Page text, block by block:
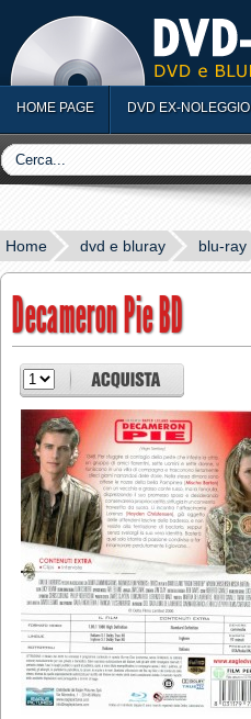
HOME PAGE DVD EX-NOLEGGIO
Home dvd e bluray blu-ray
Decameron Pie BD